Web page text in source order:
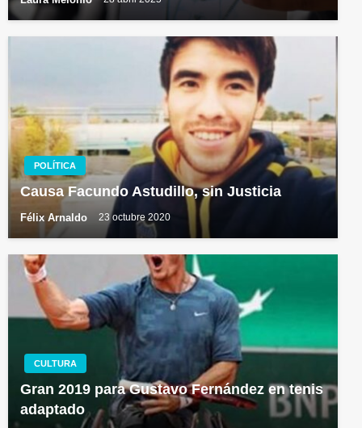
POLÍTICA
Causa Facundo Astudillo, sin Justicia
Félix Arnaldo 23 octubre 2020
CULTURA
Gran 2019 para Gustavo Fernández en tenis
adaptado